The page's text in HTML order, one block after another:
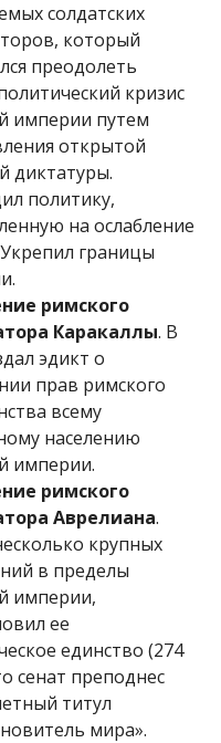
солдатских
который
преодолеть
кризис
империи путем
открытой
диктатуры.
политику,
на ослабление
границы
римского
Каракаллы. В
эдикт о
прав римского
всему
населению
империи.
римского
Аврелиана.
крупных
в пределы
империи,
ее
единство (274
сенат преподнес
титул
мира».